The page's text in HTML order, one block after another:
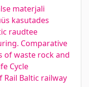
materjali
kasutades
raudtee
Comparative
of waste rock and
Cycle
Rail Baltic railway